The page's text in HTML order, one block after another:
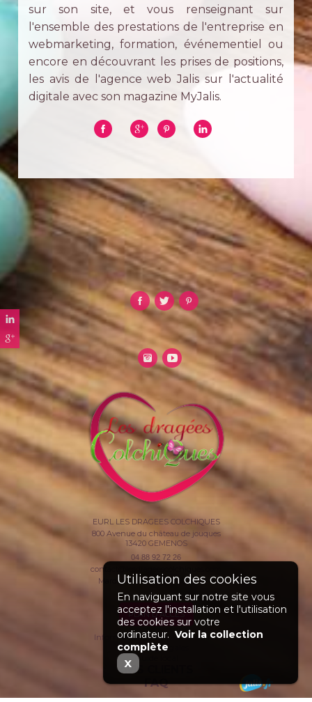
sur son site, et vous renseignant sur
l'ensemble des prestations de l'entreprise en
webmarketing, formation, événementiel ou
encore en découvrant les prises de positions,
les avis de l'agence web Jalis sur l'actualité
digitale avec son magazine MyJalis.
Informations complémentaires
Mentions légales
Guide local
AVIS CLIENTS
FAQ
EURL LES DRAGEES COLCHIQUES
800 Avenue du château de jouques
13420 GEMENOS
04 88 92 72 26
contact@lesdrageescolchiques.com
Mardi au Samedi >>> 10H / 19 H
PLAN D'ACCÈS
En naviguant sur notre site vous
acceptez l'installation et l'utilisation
des cookies sur votre
ordinateur. Voir la collection
complète
X